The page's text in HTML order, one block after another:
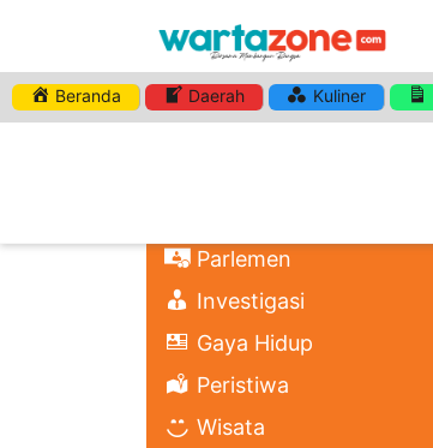
Beranda Daerah Kuliner
Parlemen
Investigasi
Gaya Hidup
Peristiwa
Wisata